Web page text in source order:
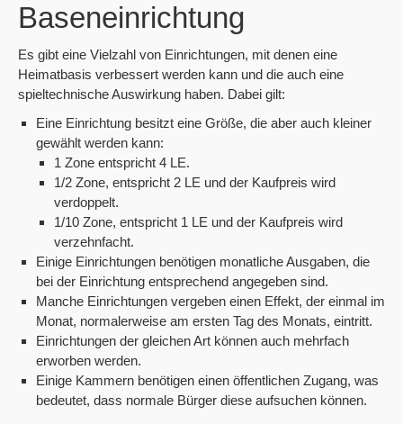
Baseneinrichtung
Es gibt eine Vielzahl von Einrichtungen, mit denen eine
Heimatbasis verbessert werden kann und die auch eine
spieltechnische Auswirkung haben. Dabei gilt:
Eine Einrichtung besitzt eine Größe, die aber auch kleiner
gewählt werden kann:
1 Zone entspricht 4 LE.
1/2 Zone, entspricht 2 LE und der Kaufpreis wird
verdoppelt.
1/10 Zone, entspricht 1 LE und der Kaufpreis wird
verzehnfacht.
Einige Einrichtungen benötigen monatliche Ausgaben, die
bei der Einrichtung entsprechend angegeben sind.
Manche Einrichtungen vergeben einen Effekt, der einmal im
Monat, normalerweise am ersten Tag des Monats, eintritt.
Einrichtungen der gleichen Art können auch mehrfach
erworben werden.
Einige Kammern benötigen einen öffentlichen Zugang, was
bedeutet, dass normale Bürger diese aufsuchen können.